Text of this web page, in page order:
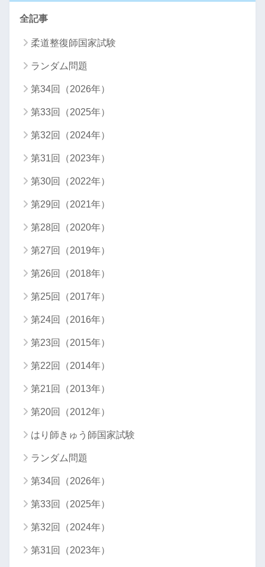
全記事
柔道整復師国家試験
ランダム問題
第34回（2026年）
第33回（2025年）
第32回（2024年）
第31回（2023年）
第30回（2022年）
第29回（2021年）
第28回（2020年）
第27回（2019年）
第26回（2018年）
第25回（2017年）
第24回（2016年）
第23回（2015年）
第22回（2014年）
第21回（2013年）
第20回（2012年）
はり師きゅう師国家試験
ランダム問題
第34回（2026年）
第33回（2025年）
第32回（2024年）
第31回（2023年）